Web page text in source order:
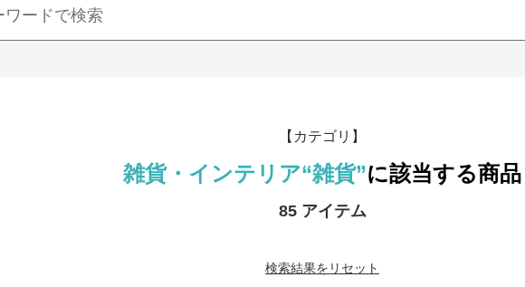
【カテゴリ】
雑貨・インテリア“雑貨”に該当する商品
85 アイテム
検索結果をリセット